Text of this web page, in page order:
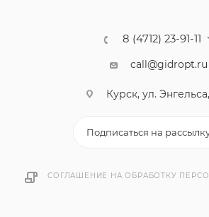
8 (4712) 23-91-11
call@gidropt.ru
Курск, ул. Энгельса,
Подписаться на
СОГЛАШЕНИЕ НА ОБРАБОТКУ